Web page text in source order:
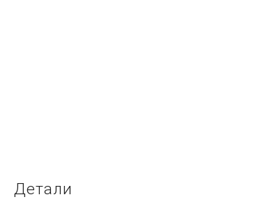
Детали